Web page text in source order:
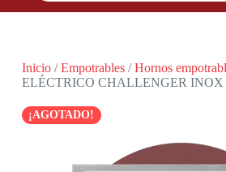
Inicio/Empotrables/Hornos
ELÉCTRICO CHALLENGER INOX
¡AGOTADO!